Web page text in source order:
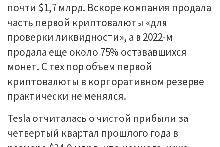
почти $1,7 млрд. Вскоре компания продала
часть первой криптовалюты «для
проверки ликвидности», а в 2022-м
продала еще около 75% остававшихся
монет. С тех пор объем первой
криптовалюты в корпоративном резерве
практически не менялся.
Tesla отчиталась о чистой прибыли за
четвертый квартал прошлого года в